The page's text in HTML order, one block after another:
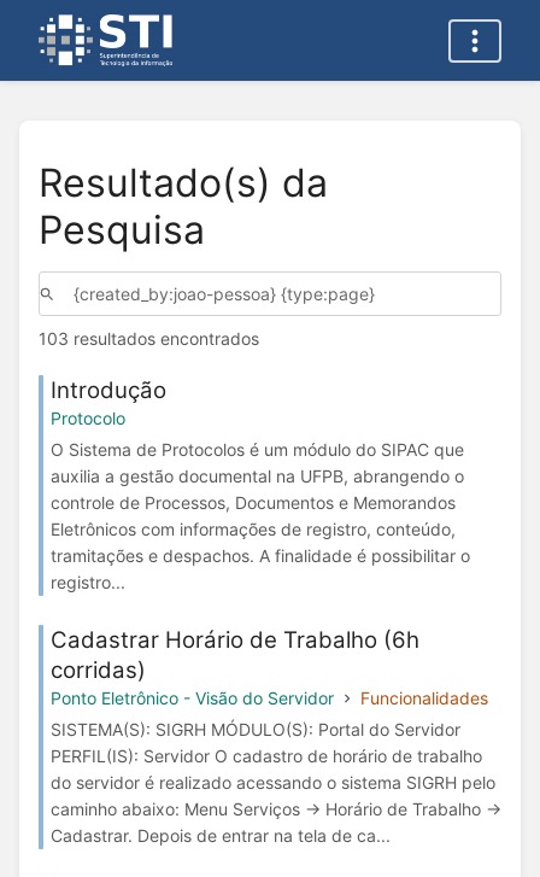
Resultado(s) da
Pesquisa
103 resultados encontrados
Introdução
Protocolo
O Sistema de Protocolos é um módulo do SIPAC que
auxilia a gestão documental na UFPB, abrangendo o
controle de Processos, Documentos e Memorandos
Eletrônicos com informações de registro, conteúdo,
tramitações e despachos. A finalidade é possibilitar o
registro...
Cadastrar Horário de Trabalho (6h
corridas)
Ponto Eletrônico - Visão do Servidor
Funcionalidades
SISTEMA(S): SIGRH MÓDULO(S): Portal do Servidor
PERFIL(IS): Servidor O cadastro de horário de trabalho
do servidor é realizado acessando o sistema SIGRH pelo
caminho abaixo: Menu Serviços → Horário de Trabalho →
Cadastrar. Depois de entrar na tela de ca...